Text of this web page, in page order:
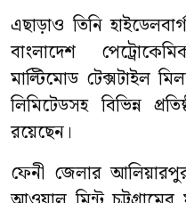
এছাড়াও তিনি
বাংলাদেশ
মাল্টিমোড টেক্সটাইল
লিমিটেডসহ বিভিন্ন
রয়েছেন।
ফেনী জেলার